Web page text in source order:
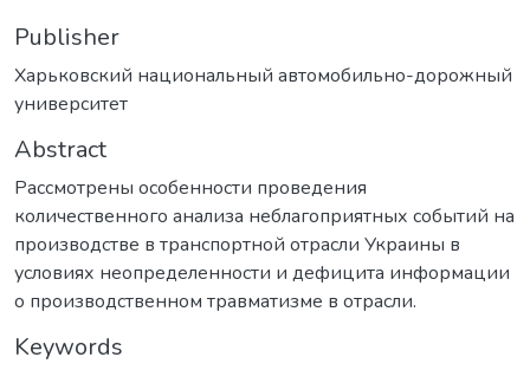
Publisher
Харьковский национальный автомобильно-дорожный
университет
Abstract
Рассмотрены особенности проведения
количественного анализа неблагоприятных событий на
производстве в транспортной отрасли Украины в
условиях неопределенности и дефицита информации
о производственном травматизме в отрасли.
Keywords